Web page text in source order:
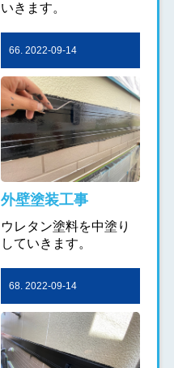
いきます。
66. 2022-09-14
外壁塗装工事
ウレタン塗料を中塗り
していきます。
68. 2022-09-14